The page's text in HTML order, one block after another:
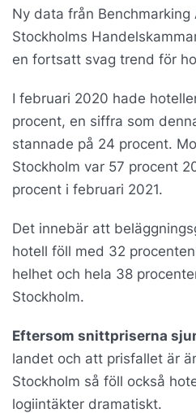
Ny data från Benchmarking
Stockholms
en fortsatt svag trend för
I februari 2020 hade
procent, en siffra som
stannade på 24 procent.
Stockholm var 57 procent
procent i februari 2021.
Det innebär att
hotell föll med 32
helhet och hela 38
Stockholm.
Eftersom snittpriserna
landet och att prisfallet är
Stockholm så föll också
logiintäkter dramatiskt.